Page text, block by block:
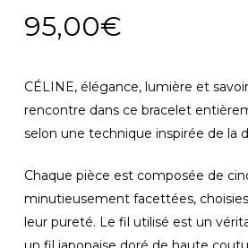
95,00€
CÉLINE, élégance, lumière et
rencontre dans ce bracelet
selon une technique inspirée de la
Chaque pièce est composée de
minutieusement facettées,
leur pureté. Le fil utilisé est un